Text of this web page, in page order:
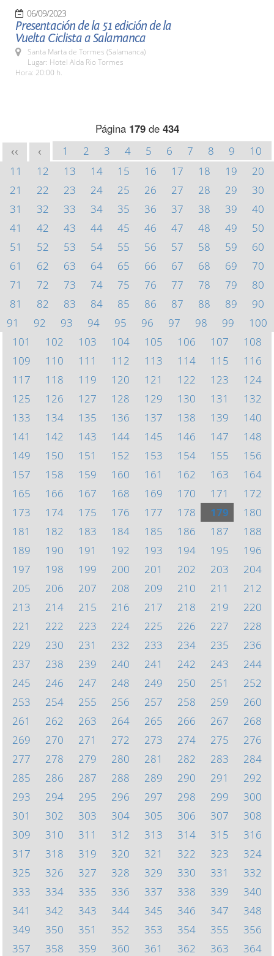
06/09/2023
Presentación de la 51 edición de la
Vuelta Ciclista a Salamanca
Santa Marta de Tormes (Salamanca)
Lugar: Hotel Alda Rio Tormes
Hora: 20:00 h.
Página 179de 434
<< < 1 2 3 4 5 6 7 8 9
10
11
12 13 14 15 16 17 18 19
20
21
22 23 24 25 26 27 28 29
30
31
32 33 34 35 36 37 38 39
40
41
42 43 44 45 46 47 48 49
50
51
52 53 54 55 56 57 58 59
60
61
62 63 64 65 66 67 68 69
70
71
72 73 74 75 76 77 78 79
80
81
82 83 84 85 86 87 88 89
90
91
92 93 94 95 96 97 98 99
100
101
102 103 104 105 106 107
108
109
110 111 112 113 114 115
116
117
118 119 120 121 122 123
124
125
126 127 128 129 130 131
132
133
134 135 136 137 138 139
140
141
142 143 144 145 146 147
148
149
150 151 152 153 154 155
156
157
158 159 160 161 162 163
164
165
166 167 168 169 170 171
172
173
174 175 176 177 178 179
180
181
182 183 184 185 186 187
188
189
190 191 192 193 194 195
196
197
198 199 200 201 202 203
204
205
206 207 208 209 210 211
212
213
214 215 216 217 218 219
220
221
222 223 224 225 226 227
228
229
230 231 232 233 234 235
236
237
238 239 240 241 242 243
244
245
246 247 248 249 250 251
252
253
254 255 256 257 258 259
260
261
262 263 264 265 266 267
268
269
270 271 272 273 274 275
276
277
278 279 280 281 282 283
284
285
286 287 288 289 290 291
292
293
294 295 296 297 298 299
300
301
302 303 304 305 306 307
308
309
310 311 312 313 314 315
316
317
318 319 320 321 322 323
324
325
326 327 328 329 330 331
332
333
334 335 336 337 338 339
340
341
342 343 344 345 346 347
348
349
350 351 352 353 354 355
356
357
358 359 360 361 362 363 364